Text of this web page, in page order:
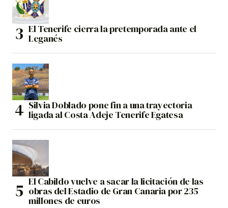
El Tenerife cierra la pretemporada ante el
Leganés
Silvia Doblado pone fin a una trayectoria
ligada al Costa Adeje Tenerife Egatesa
El Cabildo vuelve a sacar la licitación de las
obras del Estadio de Gran Canaria por 235
millones de euros